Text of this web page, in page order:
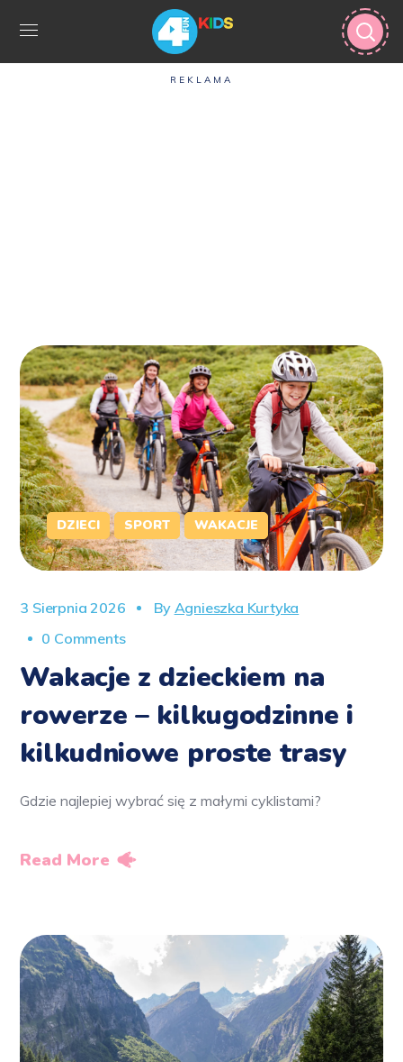
REKLAMA
DZIECI SPORT WAKACJE
3 Sierpnia 2026 By Agnieszka Kurtyka
0 Comments
Wakacje z dzieckiem na
rowerze – kilkugodzinne i
kilkudniowe proste trasy
Gdzie najlepiej wybrać się z małymi cyklistami?
Read More